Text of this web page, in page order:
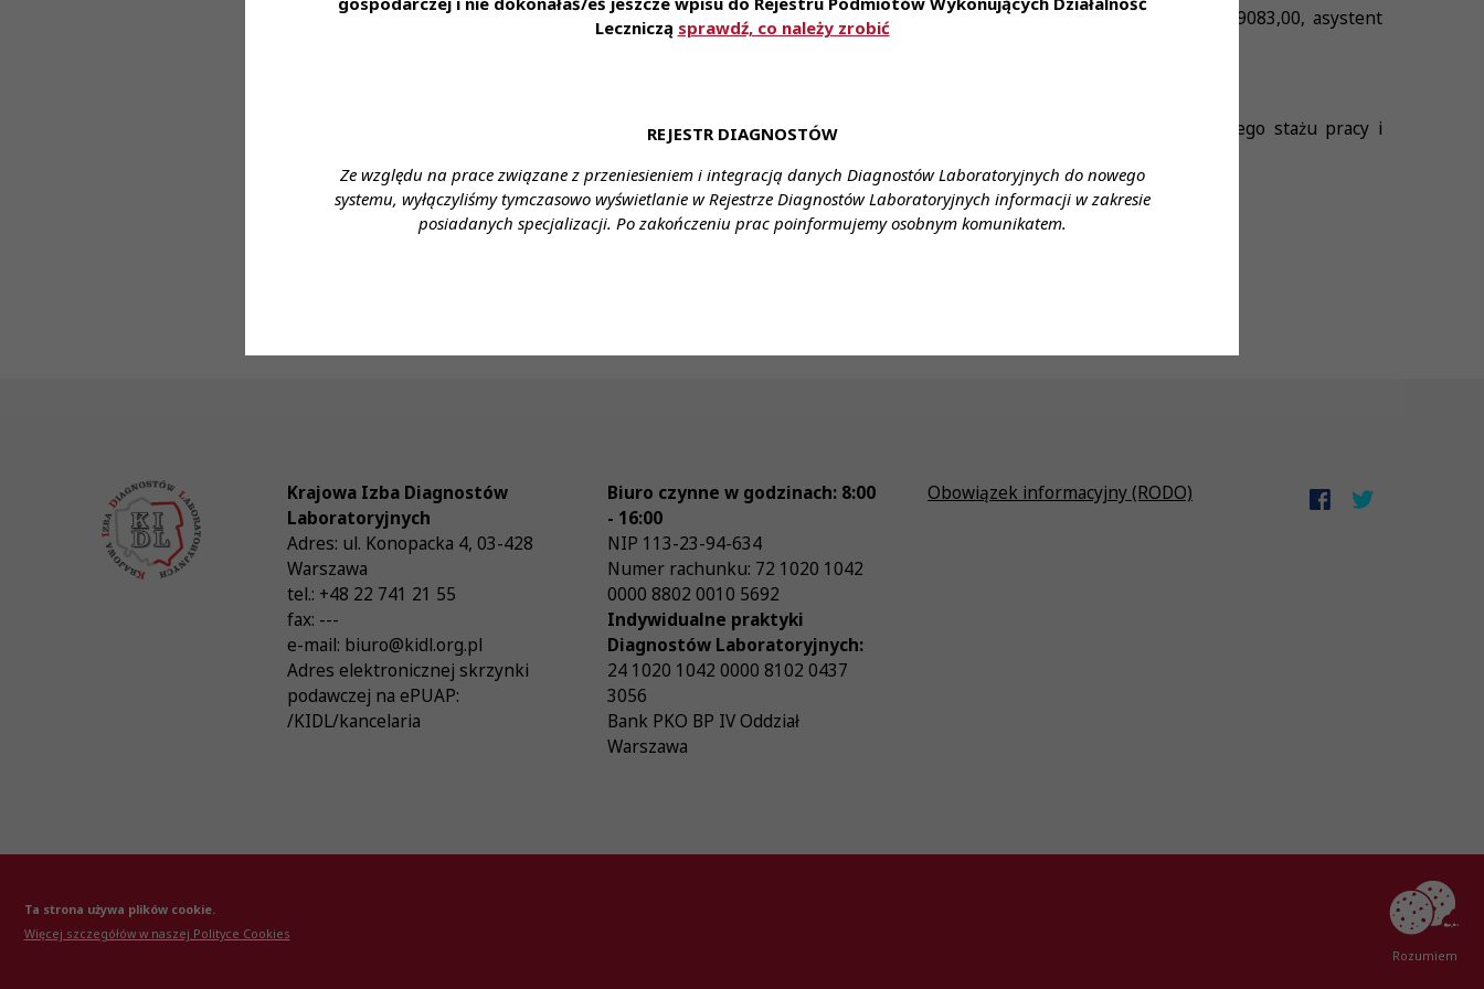
Leczniczą sprawdź, co należy zrobić
REJESTR DIAGNOSTÓW
Ze względu na prace związane z przeniesieniem i integracją danych Diagnostów Laboratoryjnych do nowego
systemu, wyłączyliśmy tymczasowo wyświetlanie w Rejestrze Diagnostów Laboratoryjnych informacji w zakresie
posiadanych specjalizacji. Po zakończeniu prac poinformujemy osobnym komunikatem.
Proponowane wynagrodzenie: w zależności od posiadanego stażu pracy i wykształcenia: młodszy asystent 9083,00, asystent
9487,00, starszy asystent 11292,00 Forma zatrudnienia: umowa o pracę
Dane do kontaktu: Stanowisko: młodszy asystent, asystent, starszy asystent – w zależności od posiadanego stażu pracy i
Imię i nazwisko: Monika Wolska
Telefon: 261 846 160
Krajowa Izba Diagnostów
Laboratoryjnych
Adres: ul. Konopacka 4,03-428
Warszawa
tel.: +48 22 741 21 55
fax: ---
e-mail: biuro@kidl.org.pl
Adres elektronicznej skrzynki
podawczej na ePUAP:
/KIDL/kancelaria
Biuro czynne w godzinach: 8:00
- 16:00
NIP 113-23-94-634
Numer rachunku: 72 1020 1042
0000 8802 0010 5692
Indywidualne praktyki
Diagnostów Laboratoryjnych:
24 1020 1042 0000 8102 0437
3056
Bank PKO BP IV Oddział
Warszawa
Obowiązek informacyjny (RODO)
Ta strona używa plików cookie.
Więcej szczegółów w naszej Polityce Cookies
Rozumiem